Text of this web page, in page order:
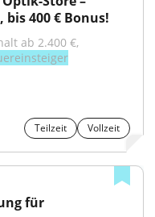
400 € Bonus!
ab 2.400 €,
Teilzeit Vollzeit
für